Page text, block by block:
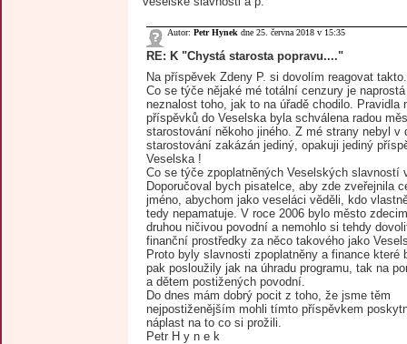
Autor: Petr Hynek dne 25. června 2018 v 15:35
RE: K "Chystá starosta popravu...."
Na příspěvek Zdeny P. si dovolím reagovat takto.
Co se týče nějaké mé totální cenzury je
neznalost toho, jak to na úřadě chodilo. Pravidla
příspěvků do Veselska byla schválena radou
starostování někoho jiného. Z mé strany nebyl v
starostování zakázán jediný, opakuji jediný
Veselska !
Co se týče zpoplatněných Veselských slavností
Doporučoval bych pisatelce, aby zde zveřejnila
jméno, abychom jako veseláci věděli, kdo
tedy nepamatuje. V roce 2006 bylo město
druhou ničivou povodní a nemohlo si tehdy
finanční prostředky za něco takového jako
Proto byly slavnosti zpoplatněny a finance které
pak posloužily jak na úhradu programu, tak na
a dětem postižených povodní.
Do dnes mám dobrý pocit z toho, že jsme těm
nejpostiženějším mohli tímto příspěvkem
náplast na to co si prožili.
Petr H y n e k